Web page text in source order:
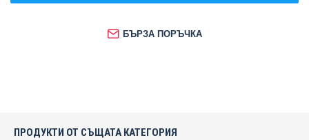
БЪРЗА ПОРЪЧКА
ПРОДУКТИ ОТ СЪЩАТА КАТЕГОРИЯ